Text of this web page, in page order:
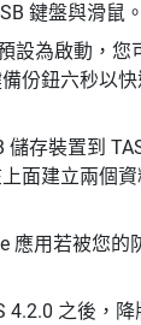
鍵盤與滑鼠。
設為啟動，您
份鈕六秒以
儲存裝置到
面建立兩個
應用若被您的
4.2.0 之後，